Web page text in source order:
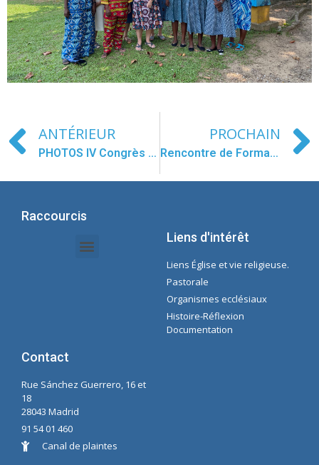
ANTÉRIEUR
PHOTOS IV Congrès Etudiant Concepcionistas
PROCHAIN
Rencontre de Formation en République Dominicaine
Raccourcis
Liens d'intérêt
Liens Église et vie religieuse.
Pastorale
Organismes ecclésiaux
Histoire-Réflexion
Documentation
Contact
Rue Sánchez Guerrero, 16 et
18
28043 Madrid
91 54 01 460
Canal de plaintes